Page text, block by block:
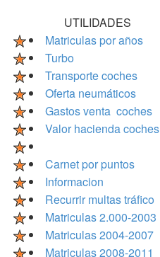
UTILIDADES
Matriculas por años
Turbo
Transporte coches
Oferta neumáticos
Gastos venta coches
Valor hacienda coches
Carnet por puntos
Informacion
Recurrir multas tráfico
Matriculas 2.000-2003
Matriculas 2004-2007
Matriculas 2008-2011